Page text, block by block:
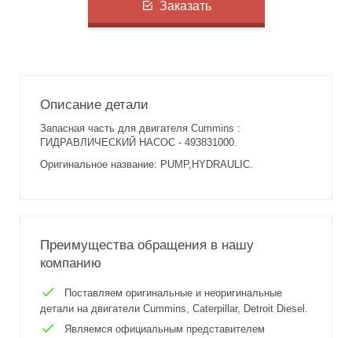
Заказать
Описание детали
Запасная часть для двигателя Cummins :
ГИДРАВЛИЧЕСКИЙ НАСОС - 493831000.
Оригинальное название: PUMP,HYDRAULIC.
Преимущества обращения в нашу
компанию
Поставляем оригинальные и неоригинальные
детали на двигатели Cummins, Caterpillar, Detroit Diesel.
Являемся официальным представителем